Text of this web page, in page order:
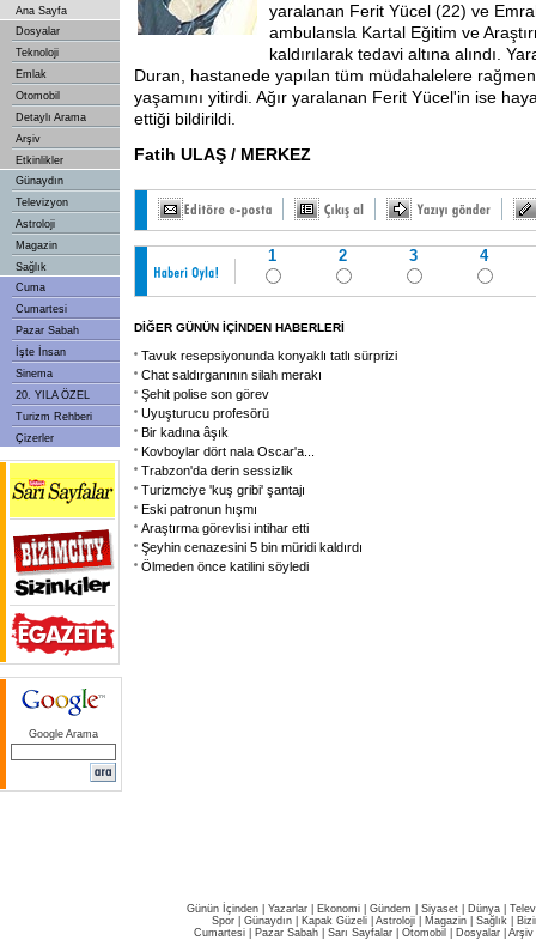
Ana Sayfa
Dosyalar
Teknoloji
Emlak
Otomobil
Detaylı Arama
Arşiv
Etkinlikler
Günaydın
Televizyon
Astroloji
Magazin
Sağlık
Cuma
Cumartesi
Pazar Sabah
İşte İnsan
Sinema
20. YILA ÖZEL
Turizm Rehberi
Çizerler
Google Arama
yaralanan Ferit Yücel (22) ve
ambulansla Kartal Eğitim ve
kaldırılarak tedavi altına alındı.
Duran, hastanede yapılan tüm müdahalelere
yaşamını yitirdi. Ağır yaralanan Ferit Yücel'in ise
ettiği bildirildi.
Fatih ULAŞ / MERKEZ
1 2 3 4
DİĞER GÜNÜN İÇİNDEN HABERLERİ
Tavuk resepsiyonunda konyaklı tatlı sürprizi
Chat saldırganının silah merakı
Şehit polise son görev
Uyuşturucu profesörü
Bir kadına âşık
Kovboylar dört nala Oscar'a...
Trabzon'da derin sessizlik
Turizmciye 'kuş gribi' şantajı
Eski patronun hışmı
Araştırma görevlisi intihar etti
Şeyhin cenazesini 5 bin müridi kaldırdı
Ölmeden önce katilini söyledi
Günün İçinden Yazarlar Ekonomi Gündem Siyaset Dünya |
Spor
Günaydın Kapak Güzeli Astroloji Magazin Sağlık
Cumartesi
Pazar Sabah Sarı Sayfalar Otomobil Dosyalar Arşiv